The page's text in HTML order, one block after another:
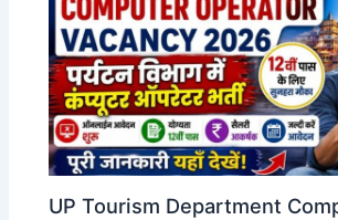
UP Tourism Department